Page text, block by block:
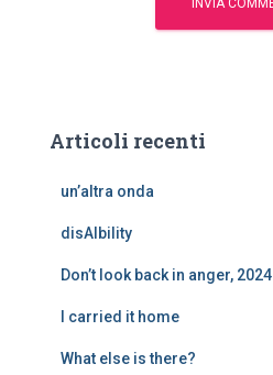
Articoli recenti
un’altra onda
disAIbility
Don’t look back in anger, 2024
I carried it home
What else is there?